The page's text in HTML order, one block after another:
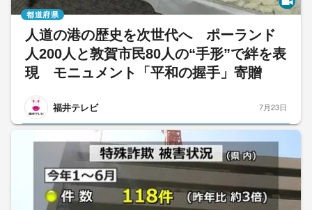
人道の港の歴史を次世代へ ポーランド
人200人と敦賀市民80人の“手形”で絆を表
現 モニュメント「平和の握手」寄贈
福井テレビ
都道府県
7月23日